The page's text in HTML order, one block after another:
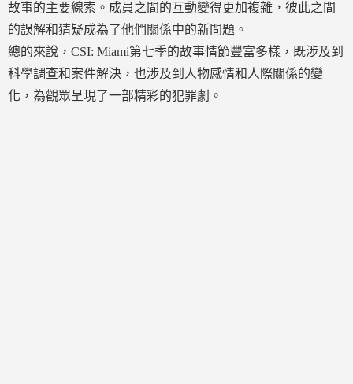
故事的主要線索。成員之間的互動變得更加複雜，彼此之間
的誤解和猜疑成為了他們關係中的新問題。
總的來說，CSI: Miami第七季的故事情節豐富多樣，既涉及到
科學調查和案件解決，也涉及到人物感情和人際關係的變
化，為觀眾呈現了一部精彩的犯罪劇。